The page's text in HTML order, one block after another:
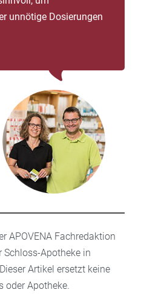
unnötige Dosierungen
APOVENA Fachredaktion
Apotheke in
Artikel ersetzt keine
oder Apotheke.